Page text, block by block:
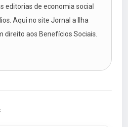
editorias de economia social
Aqui no site Jornal a Ilha
direito aos Benefícios Sociais.